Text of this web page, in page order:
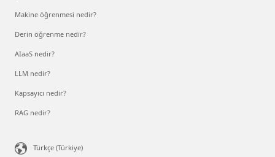
Makine öğrenmesi nedir?
Derin öğrenme nedir?
AIaaS nedir?
LLM nedir?
Kapsayıcı nedir?
RAG nedir?
Türkçe (Türkiye)